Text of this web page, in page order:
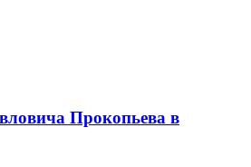
Прокопьева в